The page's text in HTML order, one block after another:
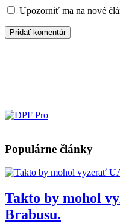
Upozorniť ma na nové
Populárne články
Takto by mohol
Brabusu.